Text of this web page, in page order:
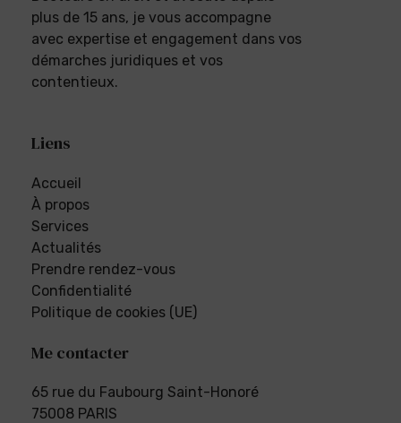
plus de 15 ans, je vous accompagne
avec expertise et engagement dans vos
démarches juridiques et vos
contentieux.
Liens
Accueil
À propos
Services
Actualités
Prendre rendez-vous
Confidentialité
Politique de cookies (UE)
Me contacter
65 rue du Faubourg Saint-Honoré
75008 PARIS